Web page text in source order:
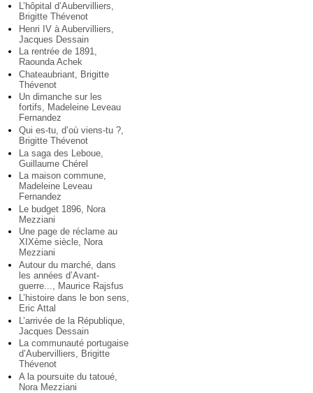
L’hôpital d’Aubervilliers,
Brigitte Thévenot
Henri IV à Aubervilliers,
Jacques Dessain
La rentrée de 1891,
Raounda Achek
Chateaubriant, Brigitte
Thévenot
Un dimanche sur les
fortifs, Madeleine Leveau
Fernandez
Qui es-tu, d’où viens-tu ?,
Brigitte Thévenot
La saga des Leboue,
Guillaume Chérel
La maison commune,
Madeleine Leveau
Fernandez
Le budget 1896, Nora
Mezziani
Une page de réclame au
XIXème siècle, Nora
Mezziani
Autour du marché, dans
les années d’Avant-
guerre..., Maurice Rajsfus
L’histoire dans le bon sens,
Eric Attal
L’arrivée de la République,
Jacques Dessain
La communauté portugaise
d’Aubervilliers, Brigitte
Thévenot
A la poursuite du tatoué,
Nora Mezziani